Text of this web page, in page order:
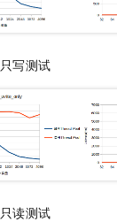
只写测试
只读测试